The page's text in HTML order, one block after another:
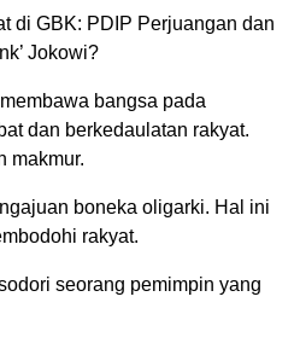
di GBK: PDIP Perjuangan dan
Jokowi?
bangsa pada
dan berkedaulatan rakyat.
makmur.
boneka oligarki. Hal ini
rakyat.
seorang pemimpin yang